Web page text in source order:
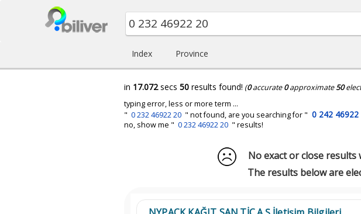
Index Province
in 17.072secs 50 results found! (0accurate0approximate50
typing error, less or more term ...
" 0 232 46922 20 " not found, are you searching for " 0 242 46922
no, show me " 0 232 46922 20 " results!
No exact or close
The results below are